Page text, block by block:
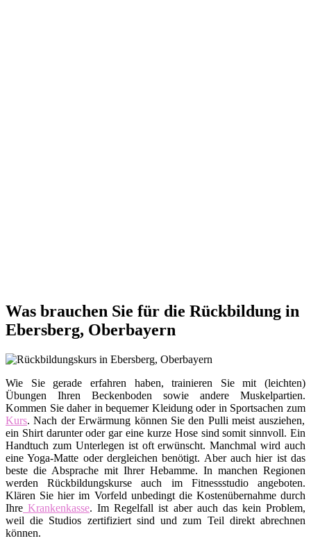
Was brauchen Sie für die Rückbildung in
Ebersberg, Oberbayern
Wie Sie gerade erfahren haben, trainieren Sie mit (leichten)
Übungen Ihren Beckenboden sowie andere Muskelpartien.
Kommen Sie daher in bequemer Kleidung oder in Sportsachen zum
Kurs. Nach der Erwärmung können Sie den Pulli meist ausziehen,
ein Shirt darunter oder gar eine kurze Hose sind somit sinnvoll. Ein
Handtuch zum Unterlegen ist oft erwünscht. Manchmal wird auch
eine Yoga-Matte oder dergleichen benötigt. Aber auch hier ist das
beste die Absprache mit Ihrer Hebamme. In manchen Regionen
werden Rückbildungskurse auch im Fitnessstudio angeboten.
Klären Sie hier im Vorfeld unbedingt die Kostenübernahme durch
Ihre Krankenkasse. Im Regelfall ist aber auch das kein Problem,
weil die Studios zertifiziert sind und zum Teil direkt abrechnen
können.